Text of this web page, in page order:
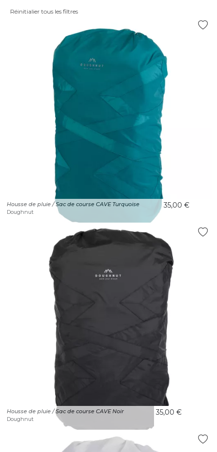
Réinitialier tous les filtres
Housse de pluie / Sac de course CAVE Turquoise
Doughnut
35,00 €
Housse de pluie / Sac de course CAVE Noir
Doughnut
35,00 €